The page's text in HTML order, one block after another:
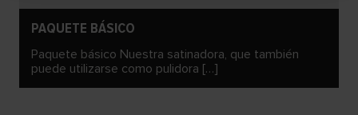
PAQUETE BÁSICO
Paquete básico Nuestra satinadora, que también
puede utilizarse como pulidora […]